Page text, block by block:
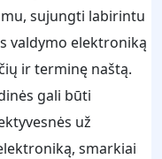
sujungti labirintu
valdymo elektroniką
ir terminę naštą.
gali būti
už
smarkiai